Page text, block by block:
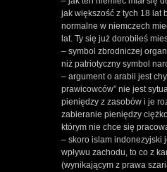
jak większość z tych 18 lat
normalne w niemczech
lat. Ty się już dorobiłeś
– symbol zbrodniczej
niż patriotyczny symbol
– argument o arabii jest
prawicowców” nie jest
pieniędzy z zasobów i je
zabieranie pieniędzy
którym nie chce się
– skoro islam indonezyjski
wpływu zachodu, to co z
(wynikającym z prawa